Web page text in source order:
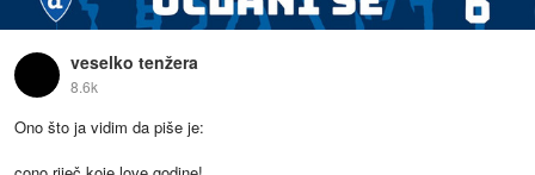
veselko tenžera
8.6k
Ono što ja vidim da piše je: